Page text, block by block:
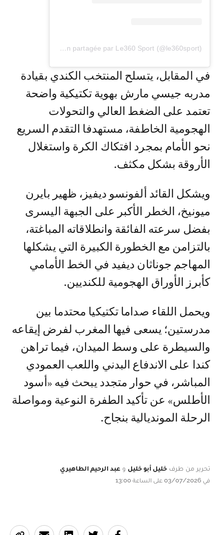
Une publication partagée par Le360 Sport (@le360sport)
في المقابل، يتسلح المنتخب الكندي بقيادة
مدربه جيسي مارش بهوية تكتيكية واضحة
تعتمد على الضغط العالي والتحولات
الهجومية الخاطفة، مستهدفا التقدم السريع
نحو الأمام بمجرد افتكاك الكرة واستغلال
الأروقة بشكل مكثف.
ويشكل القائد ألفونسو ديفيز، ظهير بايرن
ميونيخ، الخطر الأكبر على الجبهة اليسرى
بفضل سرعته الفائقة وانطلاقاته المباغتة،
بالتزامن مع الخطورة الكبيرة التي يشكلها
المهاجم جوناثان ديفيد في الخط الأمامي
كأبرز الأوراق الهجومية للكنديين.
ويحمل اللقاء صداما تكتيكيا محتدما بين
مدرستين؛ يسعى فيها المغرب لفرض إيقاعه
والسيطرة على وسط الميدان، فيما تراهن
كندا على الاندفاع البدني واللعب العمودي
المباشر، في حوار متجدد يبحث فيه «أسود
الأطلس» عن تأكيد الطفرة النوعية ومواصلة
الرحلة المونديالية بنجاح.
تحرير من طرف خليل أبو خليل و عبد الرحيم الطاهيري
في 03/07/2026 على الساعة 13:00